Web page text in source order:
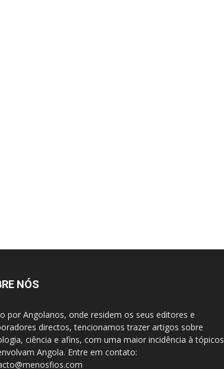
NÓS
por Angolanos, onde residem os seus editores e
directos, tencionamos trazer artigos sobre
ciência e afins, com uma maior incidência à tópicos
Angola. Entre em contato: